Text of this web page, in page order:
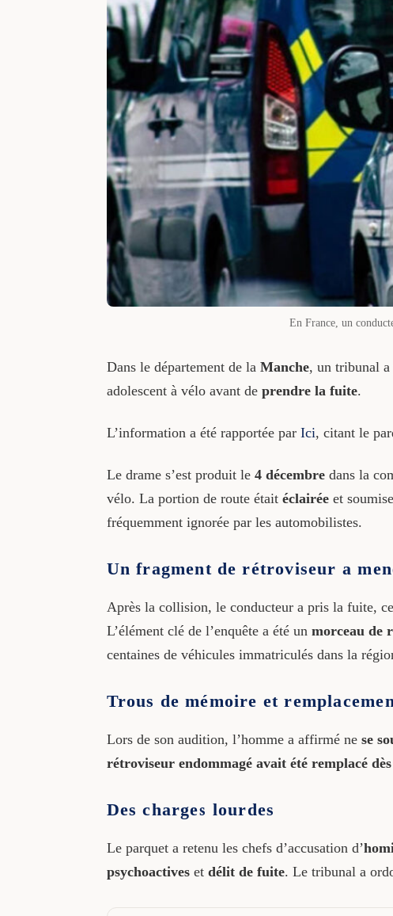
En France, un
Dans le département de la Manche, un tribunal a
adolescent à vélo avant de prendre la fuite.
L’information a été rapportée par Ici, citant le
Le drame s’est produit le 4 décembredans la
vélo. La portion de route était éclairéeet
fréquemment ignorée par les automobilistes.
Un fragment de rétroviseur a
Après la collision, le conducteur a pris la fuite,
L’élément clé de l’enquête a été un morceau de
centaines de véhicules immatriculés dans la
Trous de mémoire et
Lors de son audition, l’homme a affirmé ne se
rétroviseur endommagé avait été remplacé
Des charges lourdes
Le parquet a retenu les chefs d’accusation d’
psychoactiveset délit de fuite. Le tribunal a